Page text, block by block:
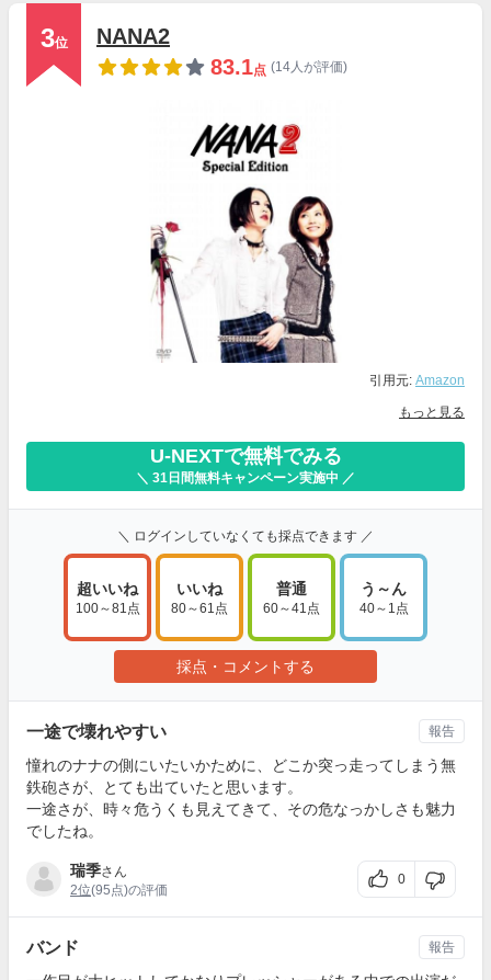
3位
NANA2
83.1点 (14人が評価)
引用元: Amazon
もっと見る
U-NEXTで無料でみる
＼ 31日間無料キャンペーン実施中 ／
＼ ログインしていなくても採点できます ／
超いいね
100～81点
いいね
80～61点
普通
60～41点
う～ん
40～1点
採点・コメントする
一途で壊れやすい
憧れのナナの側にいたいかために、どこか突っ走ってしまう無
鉄砲さが、とても出ていたと思います。
一途さが、時々危うくも見えてきて、その危なっかしさも魅力
でしたね。
瑞季さん
2位(95点)の評価
0
報告
バンド 報告